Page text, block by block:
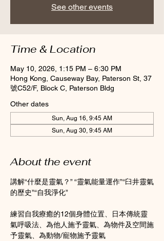
See other events
Time & Location
May 10, 2026, 1:15 PM – 6:30 PM
Hong Kong, Causeway Bay, Paterson St, 37
號C52/F, Block C, Paterson Bldg
Other dates
Sun, Aug 16, 9:45 AM
Sun, Aug 30, 9:45 AM
About the event
講解“什麼是靈氣？” “靈氣能量運作”“臼井靈氣
的歷史”“自我淨化”
練習自我療癒的12個身體位置、日本傳統靈
氣呼吸法、為他人施予靈氣、為物件及空間施
予靈氣、為動物/寵物施予靈氣